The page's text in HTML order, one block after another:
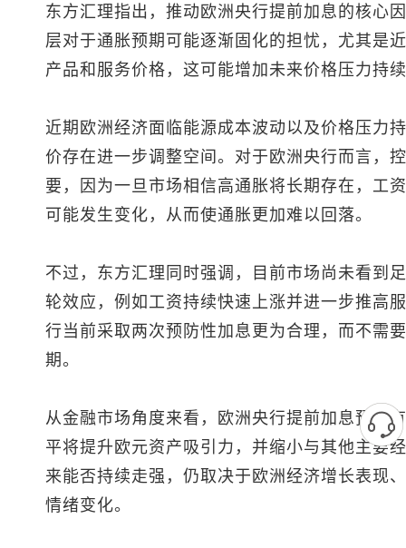
东方汇理指出，推动欧洲央行提前加息的核心
层对于通胀预期可能逐渐固化的担忧，尤其是
产品和服务价格，这可能增加未来价格压力持
近期欧洲经济面临能源成本波动以及价格压力
价存在进一步调整空间。对于欧洲央行而言，
要，因为一旦市场相信高通胀将长期存在，工
可能发生变化，从而使通胀更加难以回落。
不过，东方汇理同时强调，目前市场尚未看到
轮效应，例如工资持续快速上涨并进一步推高
行当前采取两次预防性加息更为合理，而不需
期。
从金融市场角度来看，欧洲央行提前加息预期
平将提升欧元资产吸引力，并缩小与其他主要
来能否持续走强，仍取决于欧洲经济增长表现、
情绪变化。